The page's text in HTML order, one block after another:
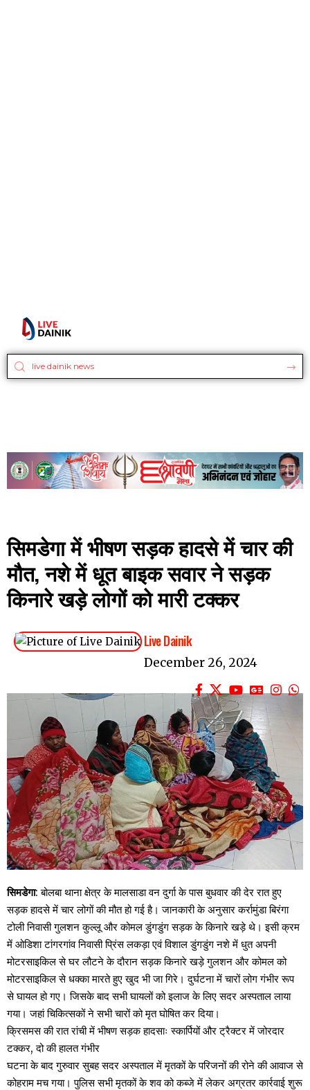
सिमडेगा में भीषण सड़क हादसे में चार की
मौत, नशे में धूत बाइक सवार ने सड़क
किनारे खड़े लोगों को मारी टक्कर
Live Dainik
December 26, 2024
सिमडेगा: बोलबा थाना क्षेत्र के मालसाडा वन दुर्गा के पास बुधवार की देर रात हुए
सड़क हादसे में चार लोगों की मौत हो गई है। जानकारी के अनुसार कर्रामुंडा बिरंगा
टोली निवासी गुलशन कुल्लू और कोमल डुंगडुंग सड़क के किनारे खड़े थे। इसी क्रम
में ओडिशा टांगरगांव निवासी प्रिंस लकड़ा एवं विशाल डुंगडुंग नशे में धुत अपनी
मोटरसाइकिल से घर लौटने के दौरान सड़क किनारे खड़े गुलशन और कोमल को
मोटरसाइकिल से धक्का मारते हुए खुद भी जा गिरे। दुर्घटना में चारों लोग गंभीर रूप
से घायल हो गए। जिसके बाद सभी घायलों को इलाज के लिए सदर अस्पताल लाया
गया। जहां चिकित्सकों ने सभी चारों को मृत घोषित कर दिया।
क्रिसमस की रात रांची में भीषण सड़क हादसाः स्कार्पियों और ट्रैक्टर में जोरदार
टक्कर, दो की हालत गंभीर
घटना के बाद गुरुवार सुबह सदर अस्पताल में मृतकों के परिजनों की रोने की आवाज से
कोहराम मच गया। पुलिस सभी मृतकों के शव को कब्जे में लेकर अग्रतर कार्रवाई शुरू